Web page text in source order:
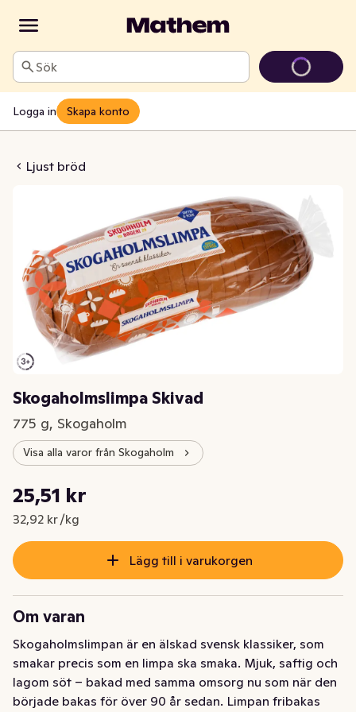
Sök
Logga in Skapa konto
Ljust bröd
Skivad
Skogaholmslimpa Skivad
775 g, Skogaholm
Visa alla varor från Skogaholm
Nuvarande pris är: 25,51 kr
25,51 kr
32,92 kr /kg
Styckpris: 32,92 kr /kg
Lägg till i varukorgen
Om varan
Skogaholmslimpan är en älskad svensk klassiker, som
smakar precis som en limpa ska smaka. Mjuk, saftig och
lagom söt – bakad med samma omsorg nu som när den
började bakas för över 90 år sedan. Limpan fribakas